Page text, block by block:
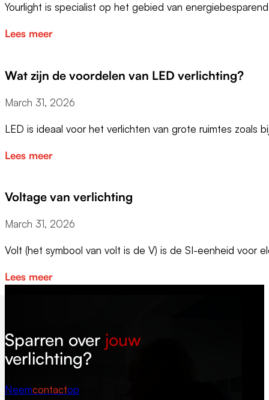
Yourlight is specialist op het gebied van
Lees meer
Wat zijn de voordelen van LED verlichting?
March 31, 2026
LED is ideaal voor het verlichten van grote ruimtes zoals
Lees meer
Voltage van verlichting
March 31, 2026
Volt (het symbool van volt is de V) is de SI-eenheid voor
Lees meer
Sparren over jouw
verlichting?
Neemcontactop